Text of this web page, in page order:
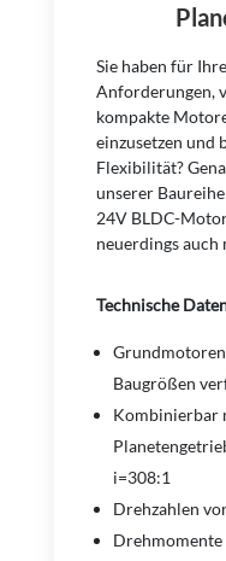
Sie haben für
Anforderungen,
kompakte
einzusetzen und
Flexibilität?
unserer Baureihe
24V BLDC-
neuerdings auch
Technische
Baugrößen
Kombinierbar
i=308:1
Drehzahlen
Drehmomente